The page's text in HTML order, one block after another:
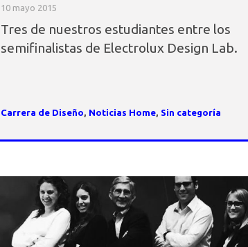
10 mayo 2015
Tres de nuestros estudiantes entre los
semifinalistas de Electrolux Design Lab.
Carrera de Diseño, Noticias Home, Sin categoría